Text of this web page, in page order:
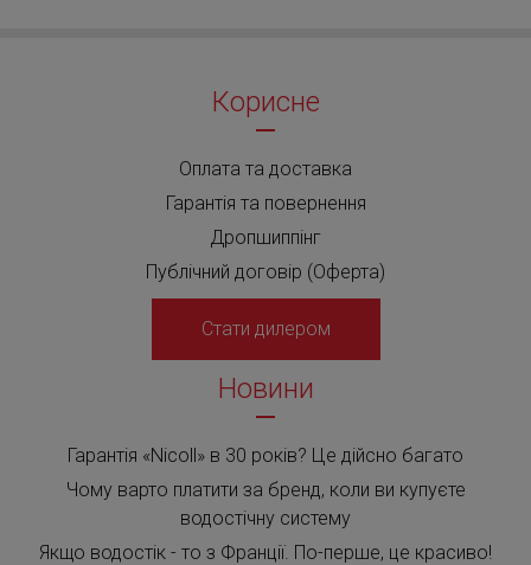
Корисне
Оплата та доставка
Гарантія та повернення
Дропшиппінг
Публічний договір (Оферта)
Стати дилером
Новини
Гарантія «Nicoll» в 30 років? Це дійсно багато
Чому варто платити за бренд, коли ви купуєте
водостічну систему
Якщо водостік - то з Франції. По-перше, це красиво!